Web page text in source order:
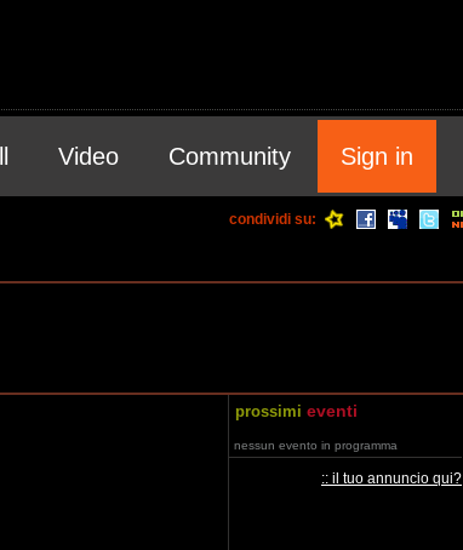
Video Community Sign in
condividi su:
prossimi eventi
nessun evento in programma
:: il tuo annuncio qui?